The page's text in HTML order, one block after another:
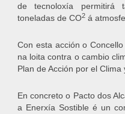
de tecnoloxía permitirá
toneladas de CO2 á
Con esta acción o
na loita contra o cambio
Plan de Acción por el
En concreto o Pacto dos
a Enerxía Sostible é un